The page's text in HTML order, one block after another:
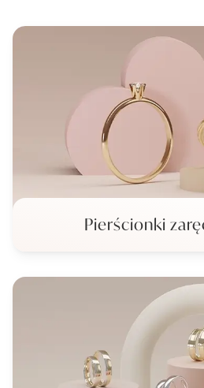
Pierścionki